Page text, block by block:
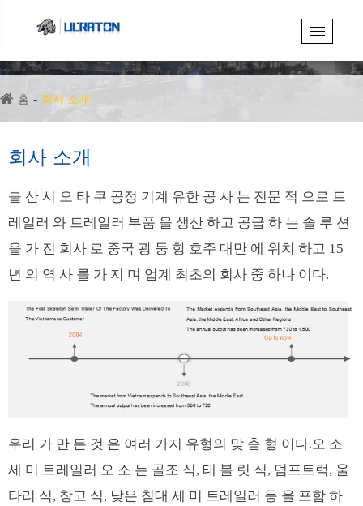
홈 회사 소개
회사 소개
불 산 시 오 타 쿠 공정 기계 유한 공 사 는 전문 적 으로 트
레일러 와 트레일러 부품 을 생산 하고 공급 하 는 솔 루 션
을 가 진 회사 로 중국 광 둥 항 호주 대만 에 위치 하고 15
년 의 역 사 를 가 지 며 업계 최초의 회사 중 하나 이다.
우리 가 만 든 것 은 여러 가지 유형의 맞 춤 형 이다.오 소
세 미 트레일러 오 소 는 골조 식, 태 블 릿 식, 덤프트럭, 울
타리 식, 창고 식, 낮은 침대 세 미 트레일러 등 을 포함 하